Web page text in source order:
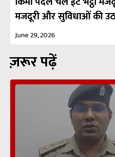
मजदूरी और सुविधाओं की
June 29, 2026
ज़रूर पढ़ें